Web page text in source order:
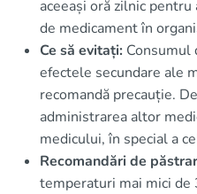
aceeași oră zilnic
de medicament în
Ce să evitați: Consumul
efectele secundare ale
recomandă precauție.
administrarea altor
medicului, în special a
Recomandări de
temperaturi mai mici de